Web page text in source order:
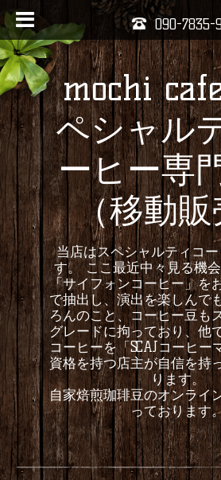
090-7835-
mochi
ペシャル
ーヒー専
（移動
当店はスペシャルティコ
す。 ここ最近中々見る機
「サイフォンコーヒー」を
で抽出し、演出を楽しんで
ろんのこと、コーヒー豆も
グレードに拘っており、他
コーヒーを「SCAJコーヒー
資格を持つ店主が自信を持
ります。
自家焙煎珈琲豆のオンライ
っております